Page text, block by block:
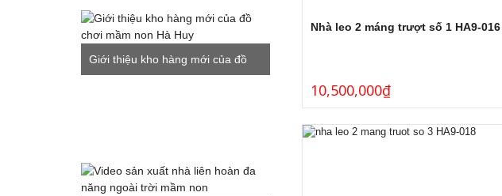
Nhà leo 2 máng trượt số 1 HA9-016
10,500,000₫
Giới thiệu kho hàng mới của đồ